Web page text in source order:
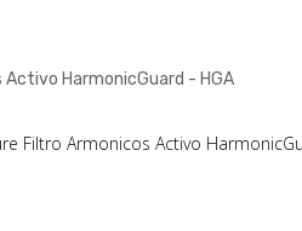
HarmonicGuard - HGA
Filtro Armonicos Activo